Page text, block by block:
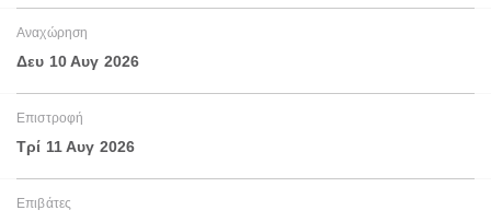
Αναχώρηση
Δευ 10 Αυγ 2026
Επιστροφή
Τρί 11 Αυγ 2026
Επιβάτες